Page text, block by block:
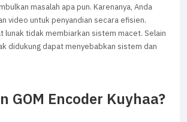
masalah apa pun. Karenanya, Anda
video untuk penyandian secara efisien.
lunak tidak membiarkan sistem macet. Selain
didukung dapat menyebabkan sistem dan
GOM Encoder Kuyhaa?